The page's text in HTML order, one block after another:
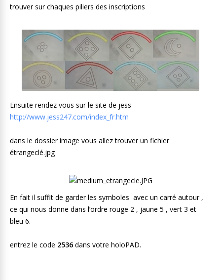
trouver sur chaques piliers des inscriptions
Ensuite rendez vous sur le site de jess
http://www.jess247.com/index_fr.htm
dans le dossier image vous allez trouver un fichier
étrangeclé.jpg
En fait il suffit de garder les symboles avec un carré autour ,
ce qui nous donne dans l’ordre rouge 2 , jaune 5 , vert 3 et
bleu 6.
entrez le code 2536 dans votre holoPAD.